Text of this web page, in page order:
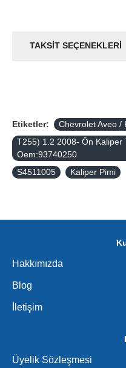
TAKSIT SEÇENEKLERI
Etiketler:
Chevrolet Aveo /
T255) 1.2 2008- Ön Kaliper
Oem:93740250
S4511005
Kaliper Pimi
Hakkımızda
Blog
İletişim
Üyelik Sözleşmesi